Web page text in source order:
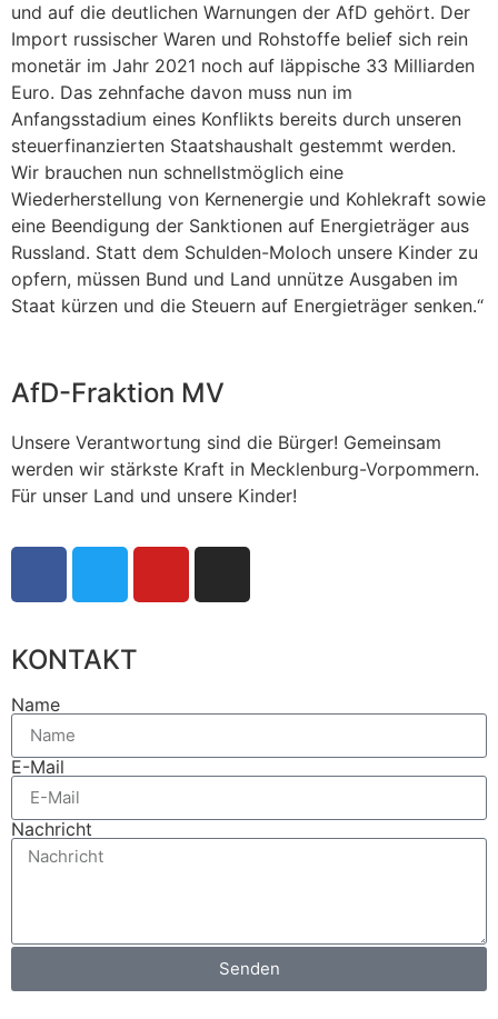
und auf die deutlichen Warnungen der AfD gehört. Der
Import russischer Waren und Rohstoffe belief sich rein
monetär im Jahr 2021 noch auf läppische 33 Milliarden
Euro. Das zehnfache davon muss nun im
Anfangsstadium eines Konflikts bereits durch unseren
steuerfinanzierten Staatshaushalt gestemmt werden.
Wir brauchen nun schnellstmöglich eine
Wiederherstellung von Kernenergie und Kohlekraft sowie
eine Beendigung der Sanktionen auf Energieträger aus
Russland. Statt dem Schulden-Moloch unsere Kinder zu
opfern, müssen Bund und Land unnütze Ausgaben im
Staat kürzen und die Steuern auf Energieträger senken.“
AfD-Fraktion MV
Unsere Verantwortung sind die Bürger! Gemeinsam
werden wir stärkste Kraft in Mecklenburg-Vorpommern.
Für unser Land und unsere Kinder!
KONTAKT
Name
E-Mail
Nachricht
Senden